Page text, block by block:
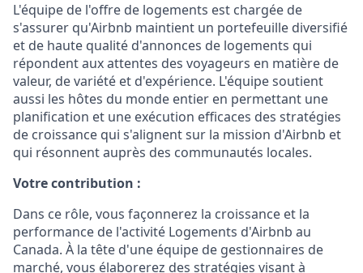
L'équipe de l'offre de logements est chargée de
s'assurer qu'Airbnb maintient un portefeuille diversifié
et de haute qualité d'annonces de logements qui
répondent aux attentes des voyageurs en matière de
valeur, de variété et d'expérience. L'équipe soutient
aussi les hôtes du monde entier en permettant une
planification et une exécution efficaces des stratégies
de croissance qui s'alignent sur la mission d'Airbnb et
qui résonnent auprès des communautés locales.
Votre contribution :
Dans ce rôle, vous façonnerez la croissance et la
performance de l'activité Logements d'Airbnb au
Canada. À la tête d'une équipe de gestionnaires de
marché, vous élaborerez des stratégies visant à